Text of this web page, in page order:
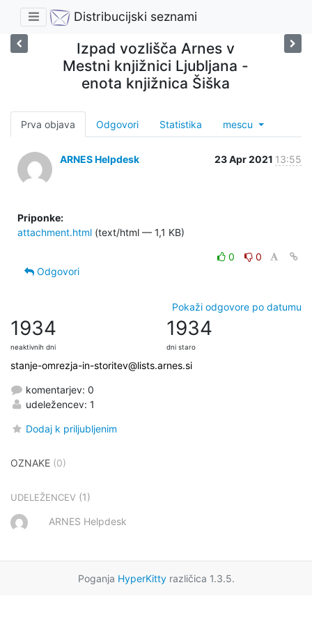
Distribucijski seznami
Izpad vozlišča Arnes v
Mestni knjižnici Ljubljana -
enota knjižnica Šiška
Prva objava Odgovori Statistika mescu
ARNES Helpdesk 23 Apr 2021 13:55
Priponke:
attachment.html (text/html — 1,1 KB)
0
0
Odgovori
Pokaži odgovore po datumu
1934
neaktivnih dni
1934
dni staro
stanje-omrezja-in-storitev@lists.arnes.si
komentarjev: 0
udeležencev: 1
Dodaj k priljubljenim
OZNAKE (0)
UDELEŽENCEV (1)
ARNES Helpdesk
Poganja HyperKittyrazličica 1.3.5.